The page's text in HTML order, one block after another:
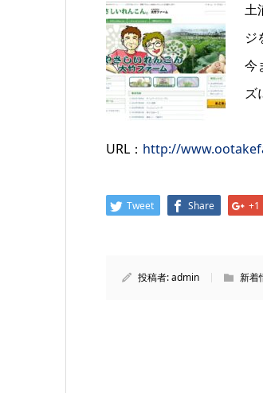
土
ジ
今
ズ
URL： http://
Tweet Share +1
投稿者:admin 新着